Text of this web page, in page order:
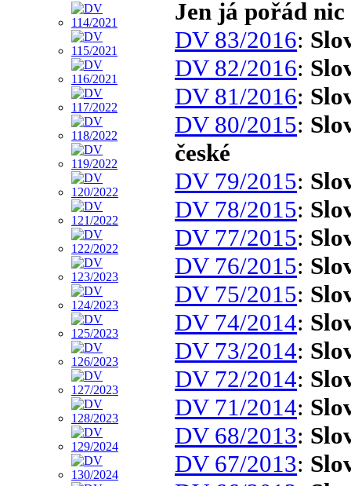
Jen já pořád nic
DV 83/2016:
DV 82/2016:
DV 81/2016:
DV 80/2015:
české
DV 79/2015:
DV 78/2015:
DV 77/2015:
DV 76/2015:
DV 75/2015:
DV 74/2014:
DV 73/2014:
DV 72/2014:
DV 71/2014:
DV 68/2013:
DV 67/2013: